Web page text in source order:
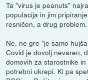
Ta "virus je peanuts"
populacija in jim
resničen, a drug problem.
Ne, ne gre "je samo
Covid je dovolj nevaren,
domovih za starostnike
potrebni ukrepi. Ki pa